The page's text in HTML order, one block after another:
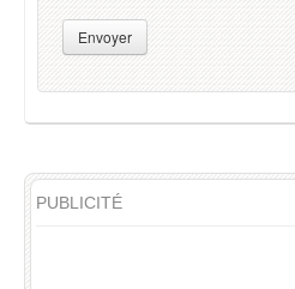
Envoyer
PUBLICITÉ